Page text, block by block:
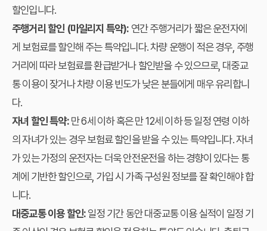
할인입니다.
주행거리 할인 (마일리지 특약): 연간 주행거리가 짧은 운전자에
게 보험료를 할인해 주는 특약입니다. 차량 운행이 적은 경우, 주행
거리에 따라 보험료를 환급받거나 할인받을 수 있으므로, 대중교
통 이용이 잦거나 차량 이용 빈도가 낮은 분들에게 매우 유리합니
다.
자녀 할인 특약:만 6세 이하 혹은 만 12세 이하 등 일정 연령 이하
의 자녀가 있는 경우 보험료 할인을 받을 수 있는 특약입니다. 자녀
가 있는 가정의 운전자는 더욱 안전운전을 하는 경향이 있다는 통
계에 기반한 할인으로, 가입 시 가족 구성원 정보를 잘 확인해야 합
니다.
대중교통 이용 할인:일정 기간 동안 대중교통 이용 실적이 일정 기